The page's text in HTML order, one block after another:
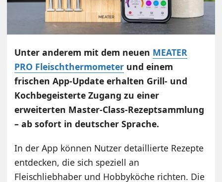
Unter anderem mit dem neuen MEATER
PRO Fleischthermometer und einem
frischen App-Update erhalten Grill- und
Kochbegeisterte Zugang zu einer
erweiterten Master-Class-Rezeptsammlung
– ab sofort in deutscher Sprache.
In der App können Nutzer detaillierte Rezepte
entdecken, die sich speziell an
Fleischliebhaber und Hobbyköche richten. Die